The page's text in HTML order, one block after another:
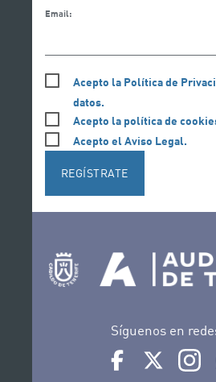
Email:
Acepto la Política de
datos.
Acepto la política de
Acepto el Aviso Legal.
REGÍSTRATE
Síguenos en
Ir a perfil de
Ir a